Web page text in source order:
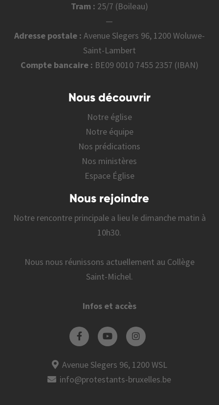
Tram : 25/7 (Boileau)
—
Adresse postale : Avenue Slegers 96, 1200 Woluwe-
Saint-Lambert
Compte bancaire : BE09 0010 7455 2357 (IBAN)
Nous découvrir
Notre église
Notre équipe
Nos prédications
Nos ministères
Espace Église
Nous rejoindre
Notre rencontre principale a lieu le dimanche matin à
10h30.
Nous nous réunissons actuellement au Collège
Saint-Michel.
Infos et accès
Avenue Slegers 96, 1200 WSL
info@protestants-bruxelles.be